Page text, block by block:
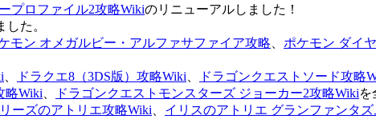
プロファイル2攻略Wikiのリニューアルしました！
した。
モン オメガルビー・アルファサファイア攻略
ポケモン ダイ
ドラクエ8（3DS版）攻略Wiki ドラゴンクエストソード攻略
略Wiki ドラゴンクエストモンスターズ ジョーカー2攻略Wikiを
リーズのアトリエ攻略Wiki イリスのアトリエ グランファンタ